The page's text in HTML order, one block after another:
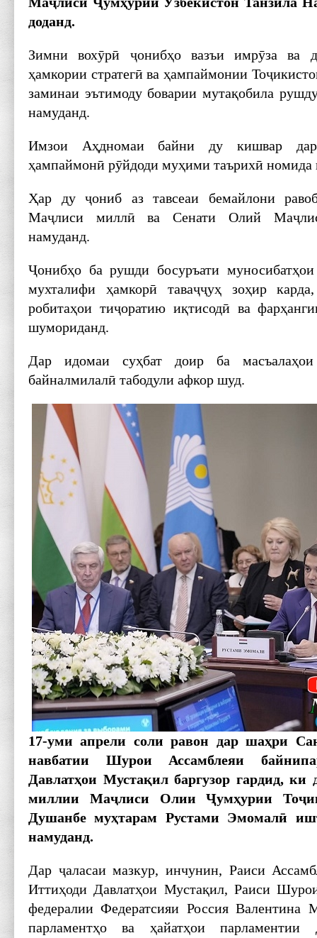
доданд.
Зимни вохӯрӣ ҷонибҳо вазъи имрӯза ва
ҳамкории стратегӣ ва ҳампаймонии
заминаи эътимоду боварии мутақобила
намуданд.
Имзои Аҳдномаи байни ду кишвар дар
ҳампаймонӣ рӯйдоди муҳими таърихӣ номида
Ҳар ду ҷониб аз тавсеаи бемайлони
Маҷлиси миллӣ ва Сенати Олий Маҷлис
намуданд.
Ҷонибҳо ба рушди босуръати
мухталифи ҳамкорӣ таваҷҷуҳ зоҳир
робитаҳои тиҷоратию иқтисодӣ ва
шумориданд.
Дар идомаи суҳбат доир ба
байналмилалӣ табодули афкор шуд.
17-уми апрели соли равон дар шаҳри
навбатии Шурои Ассамблеяи
Давлатҳои Мустақил баргузор гардид,
миллии Маҷлиси Олии Ҷумҳурии
Душанбе муҳтарам ­Рустами Эмомалӣ
намуданд.
Дар ҷаласаи мазкур, инчунин, Раиси
Иттиҳоди Давлатҳои Мустақил, Раиси
федералии Федератсияи Россия Валентина
парламентҳо ва ҳайат­ҳои парламентии